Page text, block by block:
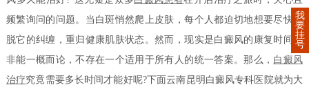
频繁询问的问题。当白斑悄然爬上皮肤，每个人都迫切地想要尽快摆
脱它的纠缠，重归健康肌肤状态。然而，现实是白癜风的康复时间并
非能一概而论，不存在一个适用于所有人的统一答案。那么， 白癜风
治疗究竟需要多长时间才能好呢?下面云南昆明白癜风专科医院就为大
我
要
挂
号